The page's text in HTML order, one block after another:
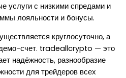
услуги с низкими спредами и
лояльности и бонусы.
круглосуточно, а
счет. tradeallcrypto — это
надёжность, разнообразие
для трейдеров всех